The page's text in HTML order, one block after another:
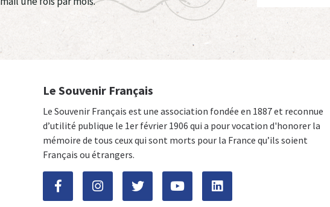
Le Souvenir Français
Le Souvenir Français est une association fondée en 1887 et reconnue
d’utilité publique le 1er février 1906 qui a pour vocation d'honorer la
mémoire de tous ceux qui sont morts pour la France qu’ils soient
Français ou étrangers.